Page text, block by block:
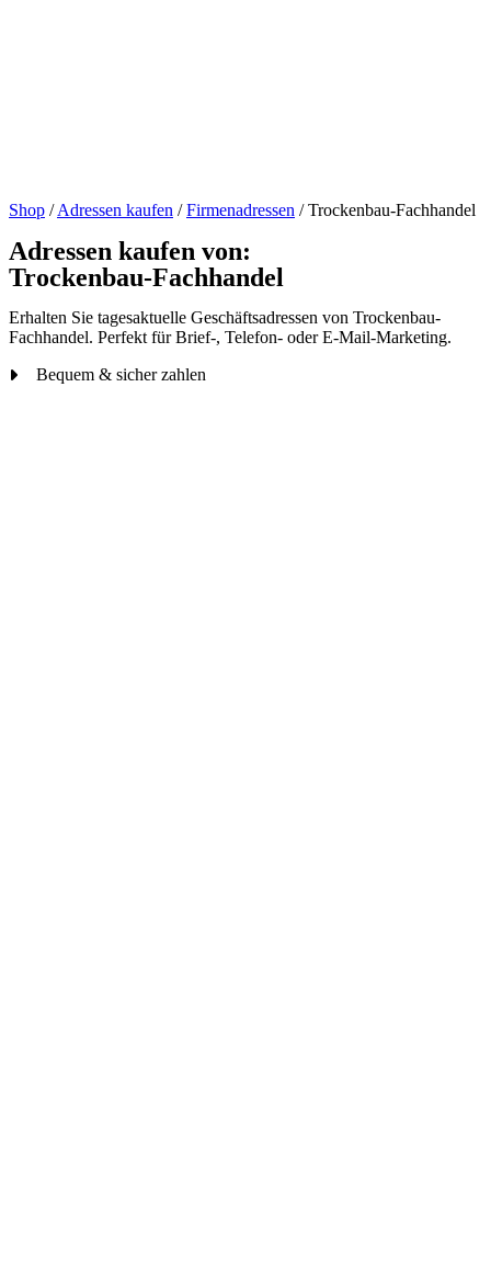
Shop /Adressen kaufen /Firmenadressen /Trockenbau-Fachhandel
Adressen kaufen von:
Trockenbau-Fachhandel
Erhalten Sie tagesaktuelle Geschäftsadressen von Trockenbau-
Fachhandel. Perfekt für Brief-, Telefon- oder E-Mail-Marketing.
Bequem & sicher zahlen